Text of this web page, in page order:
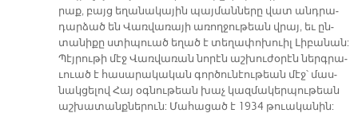
րաք, բայց ե­ղա­նա­կա­յին պայ­ման­նե­րը վատ անդ­րա­
դար­ձած են Վառ­վա­ռա­յի ա­ռող­ջու­թեան վրայ, եւ ըն­
տա­նի­քը ստի­պուած ե­ղած է տե­ղա­փո­խուիլ Լի­բա­նան:
Պէյ­րու­թի մէջ Վառ­վա­ռան նո­րէն աշ­խու­ժօ­րէն ներգ­րա­
ւուած է հա­սա­րա­կա­կան գոր­ծու­նէու­թեան մէջ՝ մաս­
նակ­ցե­լով Հայ օգ­նու­թեան խաչ կազ­մա­կեր­պու­թեան
աշ­խա­տանք­նե­րուն: Մա­հա­ցած է 1934 թուա­կա­նին: